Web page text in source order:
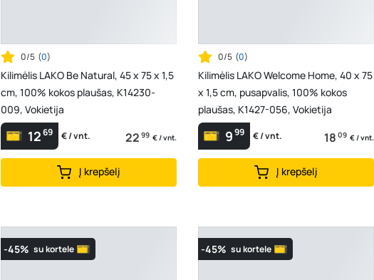
0/5 (0)
Kilimėlis LAKO Be Natural, 45 x 75 x 1,5
cm, 100% kokos plaušas, K14230-
009, Vokietija
1269 € / vnt. 22 99 € / vnt.
Į krepšelį
0/5 (0)
Kilimėlis LAKO Welcome Home, 40 x 75
x 1,5 cm, pusapvalis, 100% kokos
plaušas, K1427-056, Vokietija
999 € / vnt. 18 09 € / vnt.
Į krepšelį
-45% su kortele -45% su kortele